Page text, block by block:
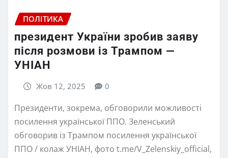
ПОЛІТИКА
президент України зробив заяву
після розмови із Трампом —
УНІАН
Жов 12, 2025 0
Президенти, зокрема, обговорили можливості
посилення української ППО. Зеленський
обговорив із Трампом посилення української
ППО / колаж УНІАН, фото t.me/V_Zelenskiy_official,